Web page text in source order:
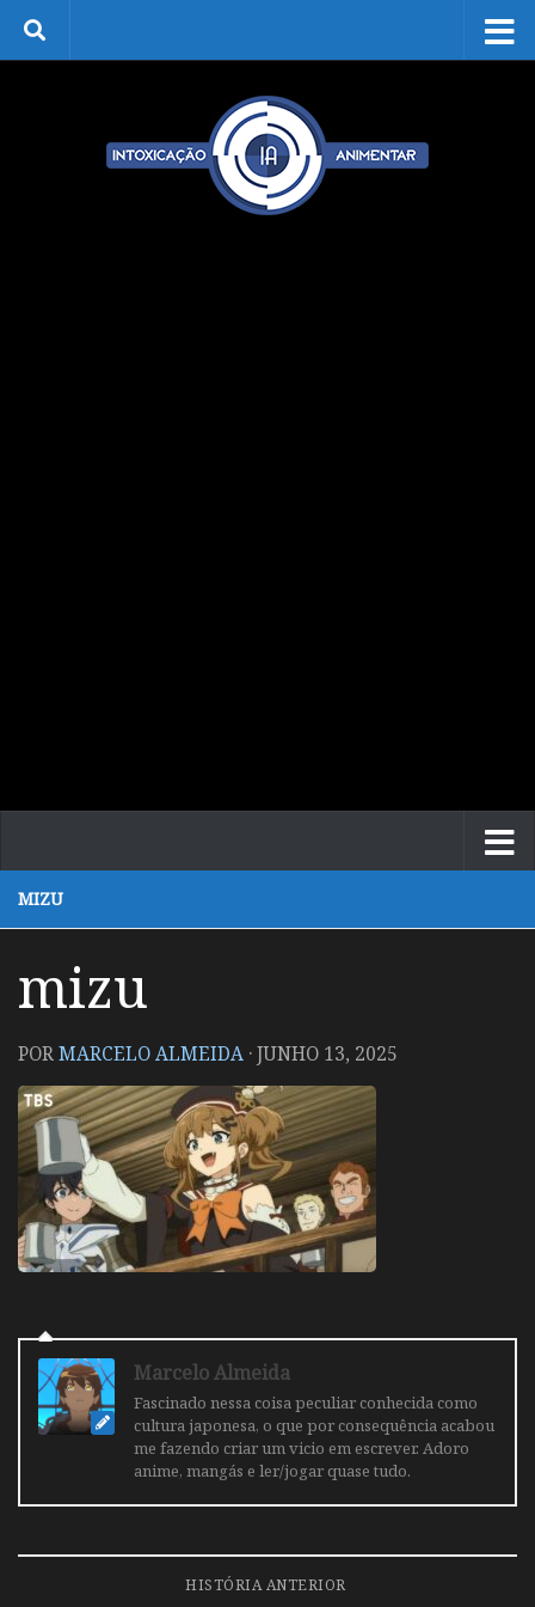
Skip to content
MIZU
mizu
PORMARCELO ALMEIDA ·JUNHO 13, 2025
Marcelo Almeida
Fascinado nessa coisa peculiar conhecida como
cultura japonesa, o que por consequência acabou
me fazendo criar um vicio em escrever. Adoro
anime, mangás e ler/jogar quase tudo.
HISTÓRIA ANTERIOR